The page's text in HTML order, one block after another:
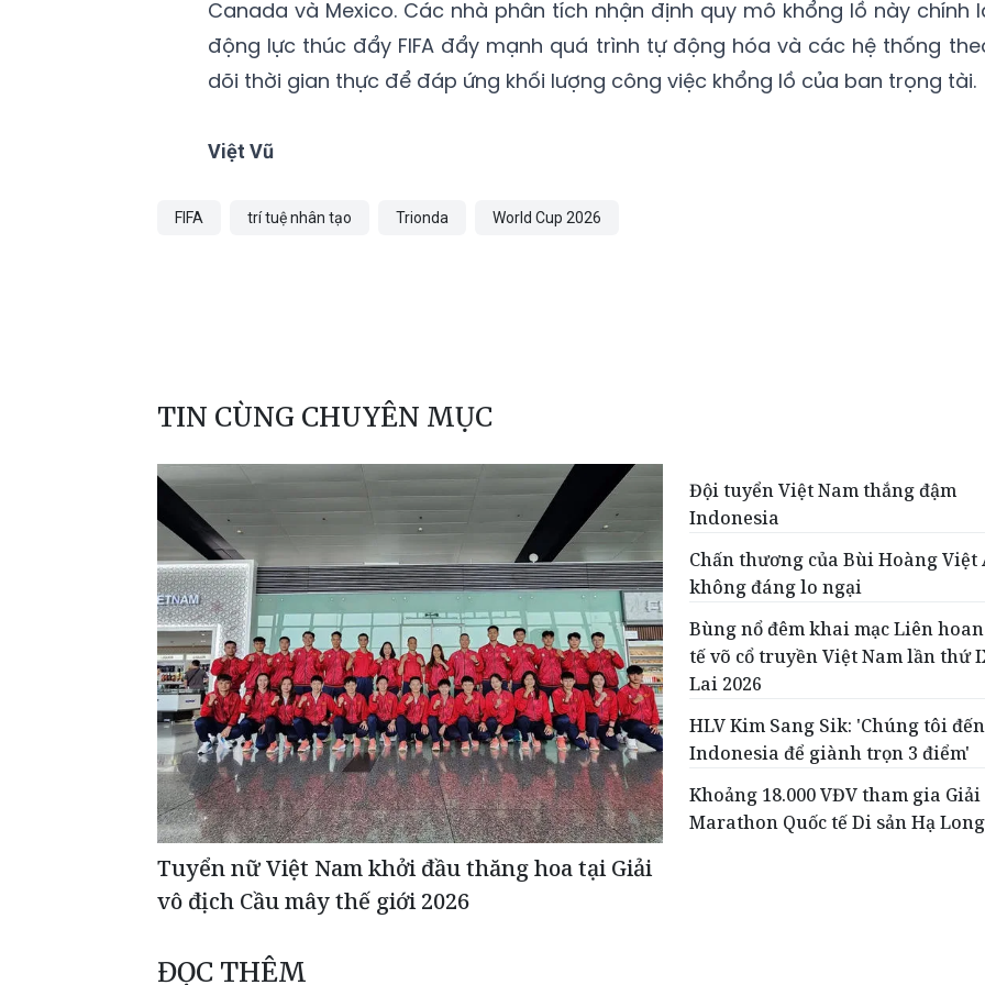
Canada và Mexico. Các nhà phân tích nhận định quy mô khổng lồ này chính
động lực thúc đẩy FIFA đẩy mạnh quá trình tự động hóa và các hệ thống
dõi thời gian thực để đáp ứng khối lượng công việc khổng lồ của ban trọng tài.
Việt Vũ
FIFA trí tuệ nhân tạo Trionda World Cup 2026
TIN CÙNG CHUYÊN MỤC
Tuyển nữ Việt Nam khởi đầu thăng hoa tại Giải
vô địch Cầu mây thế giới 2026
Đội tuyển Việt Nam thắng đậm
Indonesia
Chấn thương của Bùi Hoàng Việt
không đáng lo ngại
Bùng nổ đêm khai mạc Liên
tế võ cổ truyền Việt Nam lần thứ
Lai 2026
HLV Kim Sang Sik: 'Chúng tôi đến
Indonesia để giành trọn 3 điểm'
Khoảng 18.000 VĐV tham gia Giải
Marathon Quốc tế Di sản Hạ
ĐỌC THÊM